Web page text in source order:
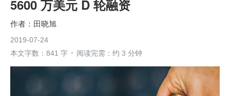
5600 万美元 D 轮融资
田晓旭
2019-07-24
本文字数：841 字
阅读完需：约 3 分钟